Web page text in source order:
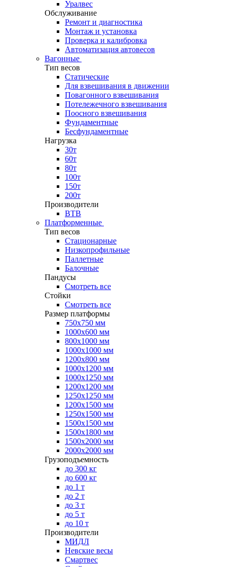
Уралвес
Обслуживание
Ремонт и диагностика
Монтаж и установка
Проверка и калибровка
Автоматизация автовесов
Вагонные
Тип весов
Статические
Для взвешивания в движении
Повагонного взвешивания
Потележечного взвешивания
Поосного взвешивания
Фундаментные
Бесфундаментные
Нагрузка
30т
60т
80т
100т
150т
200т
Производители
ВТВ
Платформенные
Тип весов
Стационарные
Низкопрофильные
Паллетные
Балочные
Пандусы
Смотреть все
Стойки
Смотреть все
Размер платформы
750х750 мм
1000х600 мм
800х1000 мм
1000х1000 мм
1200х800 мм
1000х1200 мм
1000х1250 мм
1200х1200 мм
1250х1250 мм
1200х1500 мм
1250х1500 мм
1500х1500 мм
1500х1800 мм
1500х2000 мм
2000х2000 мм
Грузоподъемность
до 300 кг
до 600 кг
до 1 т
до 2 т
до 3 т
до 5 т
до 10 т
Производители
МИДЛ
Невские весы
Смартвес